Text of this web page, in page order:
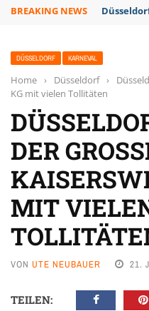
BREAKING NEWS
DÜSSELDORF KARNEVAL
Home › Düsseldorf ›
KG mit vielen Tollitäten
DER
IT VIELEN
OLLITÄTEN
VON UTE NEUBAUER 21.
TEILEN: